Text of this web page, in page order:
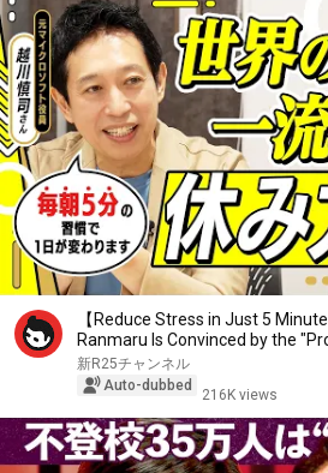
【Reduce Stress in Just 5
Ranmaru Is Convinced by the
新R25チャンネル
Auto-dubbed
216K views